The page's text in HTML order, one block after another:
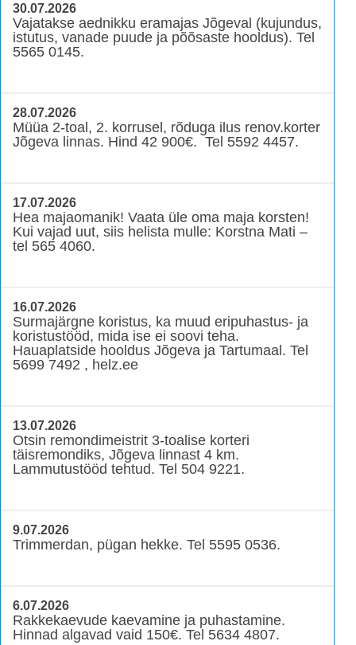
30.07.2026
Vajatakse aednikku eramajas Jõgeval (kujundus,
istutus, vanade puude ja põõsaste hooldus). Tel
5565 0145.
28.07.2026
Müüa 2-toal, 2. korrusel, rõduga ilus renov.korter
Jõgeva linnas. Hind 42 900€. Tel 5592 4457.
17.07.2026
Hea majaomanik! Vaata üle oma maja korsten!
Kui vajad uut, siis helista mulle: Korstna Mati –
tel 565 4060.
16.07.2026
Surmajärgne koristus, ka muud eripuhastus- ja
koristustööd, mida ise ei soovi teha.
Hauaplatside hooldus Jõgeva ja Tartumaal. Tel
5699 7492 , helz.ee
13.07.2026
Otsin remondimeistrit 3-toalise korteri
täisremondiks, Jõgeva linnast 4 km.
Lammutustööd tehtud. Tel 504 9221.
9.07.2026
Trimmerdan, pügan hekke. Tel 5595 0536.
6.07.2026
Rakkekaevude kaevamine ja puhastamine.
Hinnad algavad vaid 150€. Tel 5634 4807.